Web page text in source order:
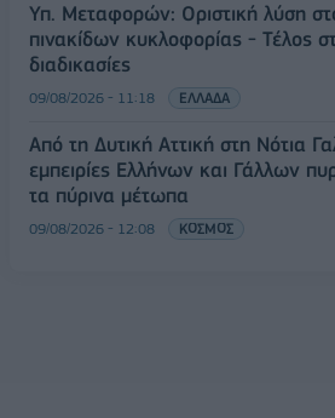
Υπ. Μεταφορών: Οριστική λύση
πινακίδων κυκλοφορίας - Τέλος
διαδικασίες
09/08/2026 - 11:18 ΕΛΛΑΔΑ
Από τη Δυτική Αττική στη Νότια
εμπειρίες Ελλήνων και Γάλλων
τα πύρινα μέτωπα
09/08/2026 - 12:08 ΚΟΣΜΟΣ